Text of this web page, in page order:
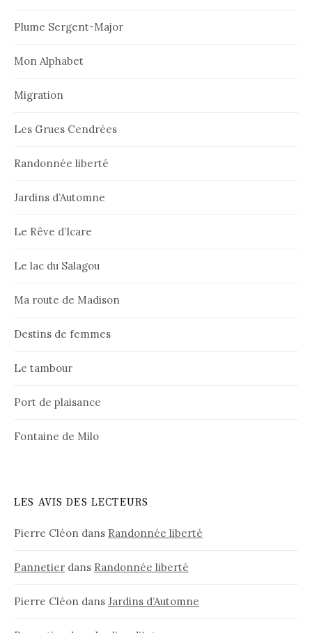
Plume Sergent-Major
Mon Alphabet
Migration
Les Grues Cendrées
Randonnée liberté
Jardins d’Automne
Le Rêve d’Icare
Le lac du Salagou
Ma route de Madison
Destins de femmes
Le tambour
Port de plaisance
Fontaine de Milo
LES AVIS DES LECTEURS
Pierre Cléon dans Randonnée liberté
Pannetier dans Randonnée liberté
Pierre Cléon dans Jardins d’Automne